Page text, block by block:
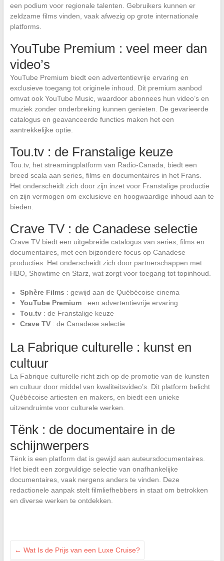
een podium voor regionale talenten. Gebruikers kunnen er
zeldzame films vinden, vaak afwezig op grote internationale
platforms.
YouTube Premium : veel meer dan
video’s
YouTube Premium biedt een advertentievrije ervaring en
exclusieve toegang tot originele inhoud. Dit premium aanbod
omvat ook YouTube Music, waardoor abonnees hun video’s en
muziek zonder onderbreking kunnen genieten. De gevarieerde
catalogus en geavanceerde functies maken het een
aantrekkelijke optie.
Tou.tv : de Franstalige keuze
Tou.tv, het streamingplatform van Radio-Canada, biedt een
breed scala aan series, films en documentaires in het Frans.
Het onderscheidt zich door zijn inzet voor Franstalige productie
en zijn vermogen om exclusieve en hoogwaardige inhoud aan te
bieden.
Crave TV : de Canadese selectie
Crave TV biedt een uitgebreide catalogus van series, films en
documentaires, met een bijzondere focus op Canadese
producties. Het onderscheidt zich door partnerschappen met
HBO, Showtime en Starz, wat zorgt voor toegang tot topinhoud.
Sphère Films : gewijd aan de Québécoise cinema
YouTube Premium: een advertentievrije ervaring
Tou.tv: de Franstalige keuze
Crave TV: de Canadese selectie
La Fabrique culturelle : kunst en
cultuur
La Fabrique culturelle richt zich op de promotie van de kunsten
en cultuur door middel van kwaliteitsvideo’s. Dit platform belicht
Québécoise artiesten en makers, en biedt een unieke
uitzendruimte voor culturele werken.
Tënk : de documentaire in de
schijnwerpers
Tënk is een platform dat is gewijd aan auteursdocumentaires.
Het biedt een zorgvuldige selectie van onafhankelijke
documentaires, vaak nergens anders te vinden. Deze
redactionele aanpak stelt filmliefhebbers in staat om betrokken
en diverse werken te ontdekken.
← Wat Is de Prijs van een Luxe Cruise?